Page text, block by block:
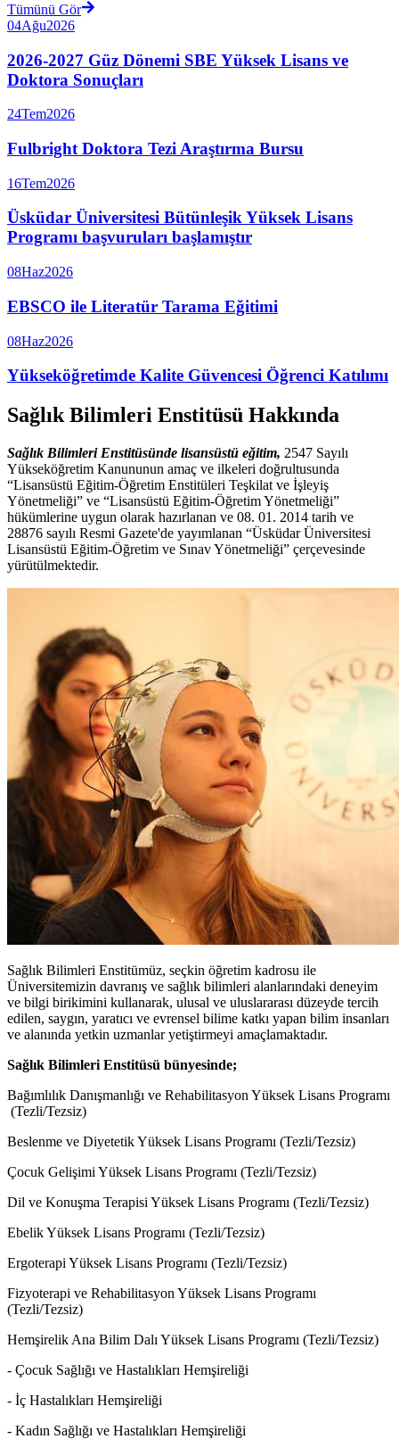
Tümünü Gör
04Ağu2026
2026-2027 Güz Dönemi SBE Yüksek Lisans ve
Doktora Sonuçları
24Tem2026
Fulbright Doktora Tezi Araştırma Bursu
16Tem2026
Üsküdar Üniversitesi Bütünleşik Yüksek Lisans
Programı başvuruları başlamıştır
08Haz2026
EBSCO ile Literatür Tarama Eğitimi
08Haz2026
Yükseköğretimde Kalite Güvencesi Öğrenci Katılımı
Sağlık Bilimleri Enstitüsü Hakkında
Sağlık Bilimleri Enstitüsünde lisansüstü eğitim, 2547 Sayılı
Yükseköğretim Kanununun amaç ve ilkeleri doğrultusunda
“Lisansüstü Eğitim-Öğretim Enstitüleri Teşkilat ve İşleyiş
Yönetmeliği” ve “Lisansüstü Eğitim-Öğretim Yönetmeliği”
hükümlerine uygun olarak hazırlanan ve 08. 01. 2014 tarih ve
28876 sayılı Resmi Gazete'de yayımlanan “Üsküdar Üniversitesi
Lisansüstü Eğitim-Öğretim ve Sınav Yönetmeliği” çerçevesinde
yürütülmektedir.
Sağlık Bilimleri Enstitümüz, seçkin öğretim kadrosu ile
Üniversitemizin davranış ve sağlık bilimleri alanlarındaki deneyim
ve bilgi birikimini kullanarak, ulusal ve uluslararası düzeyde tercih
edilen, saygın, yaratıcı ve evrensel bilime katkı yapan bilim insanları
ve alanında yetkin uzmanlar yetiştirmeyi amaçlamaktadır.
Sağlık Bilimleri Enstitüsü bünyesinde;
Bağımlılık Danışmanlığı ve Rehabilitasyon Yüksek Lisans Programı
(Tezli/Tezsiz)
Beslenme ve Diyetetik Yüksek Lisans Programı (Tezli/Tezsiz)
Çocuk Gelişimi Yüksek Lisans Programı (Tezli/Tezsiz)
Dil ve Konuşma Terapisi Yüksek Lisans Programı (Tezli/Tezsiz)
Ebelik Yüksek Lisans Programı (Tezli/Tezsiz)
Ergoterapi Yüksek Lisans Programı (Tezli/Tezsiz)
Fizyoterapi ve Rehabilitasyon Yüksek Lisans Programı
(Tezli/Tezsiz)
Hemşirelik Ana Bilim Dalı Yüksek Lisans Programı (Tezli/Tezsiz)
- Çocuk Sağlığı ve Hastalıkları Hemşireliği
- İç Hastalıkları Hemşireliği
- Kadın Sağlığı ve Hastalıkları Hemşireliği